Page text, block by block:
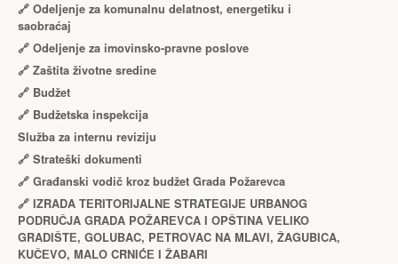
🔗 Odeljenje za komunalnu delatnost, energetiku i
saobraćaj
🔗 Odeljenje za imovinsko-pravne poslove
🔗 Zaštita životne sredine
🔗 Budžet
🔗 Budžetska inspekcija
Služba za internu reviziju
🔗 Strateški dokumenti
🔗 Građanski vodič kroz budžet Grada Požarevca
🔗 IZRADA TЕRITORIJALNЕ STRATЕGIJЕ URBANOG
PODRUČJA GRADA POŽARЕVCA I OPŠTINA VЕLIKO
GRADIŠTЕ, GOLUBAC, PЕTROVAC NA MLAVI, ŽAGUBICA,
KUČЕVO, MALO CRNIĆЕ I ŽABARI